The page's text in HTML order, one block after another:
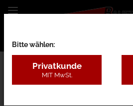
11A - Rund
Bitte wählen:
Privatkunde
MIT MwSt.